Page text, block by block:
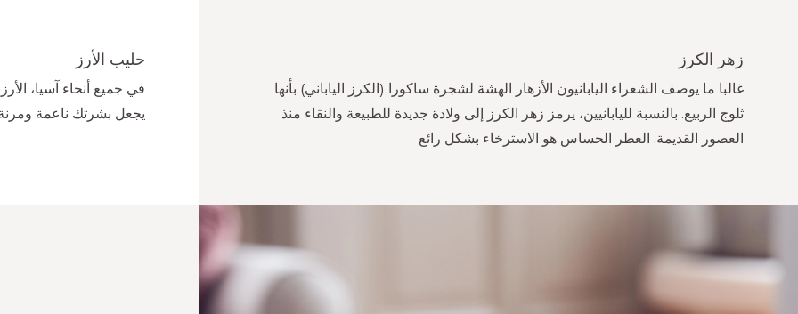
زهر الكرز
غالبا ما يوصف الشعراء اليابانيون الأزهار الهشة لشجرة ساكورا (الكرز الياباني) بأنها
ثلوج الربيع. بالنسبة لليابانيين، يرمز زهر الكرز إلى ولادة جديدة للطبيعة والنقاء منذ
العصور القديمة. العطر الحساس هو الاسترخاء بشكل رائع
حليب الأرز
في جميع أنحاء آسيا،
يجعل بشرتك ناعمة